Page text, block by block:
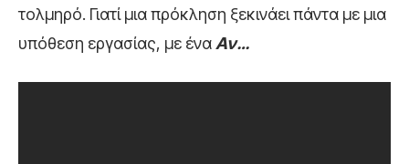
τολμηρό. Γιατί μια πρόκληση ξεκινάει πάντα με μια
υπόθεση εργασίας, με ένα Αν…